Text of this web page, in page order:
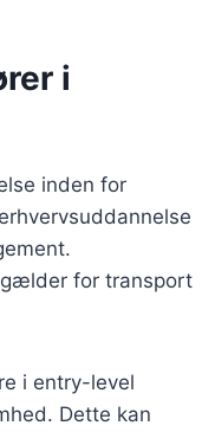
i
inden for
gælder for transport
i entry-level
Dette kan